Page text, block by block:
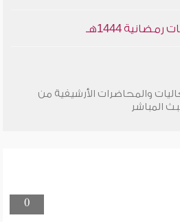
1444هـ
والمحاضرات الأرشيفية من
المباشر
0